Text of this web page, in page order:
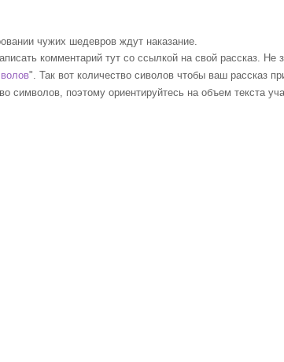
чужих шедевров ждут наказание.
комментарий тут со ссылкой на свой рассказ. Не
". Так вот количество сиволов чтобы ваш рассказ
поэтому ориентируйтесь на объем текста